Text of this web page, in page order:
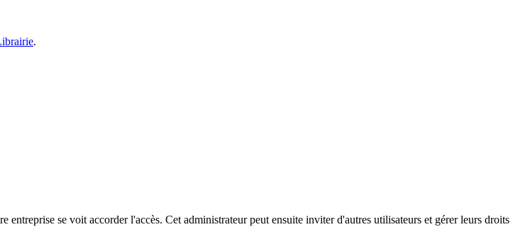
.
entreprise se voit accorder l'accès. Cet administrateur peut ensuite inviter d'autres utilisateurs et gérer leurs droits